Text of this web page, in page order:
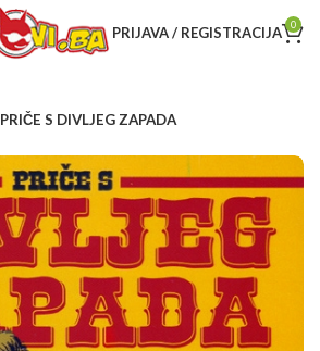
PRIJAVA / REGISTRACIJA 0
PRIČE S DIVLJEG ZAPADA